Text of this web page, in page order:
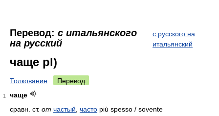
Перевод: с итальянского
на русский
с русского на
итальянский
чаще pl)
Толкование Перевод
1
чаще
сравн. ст. от частый часто più spesso / sovente